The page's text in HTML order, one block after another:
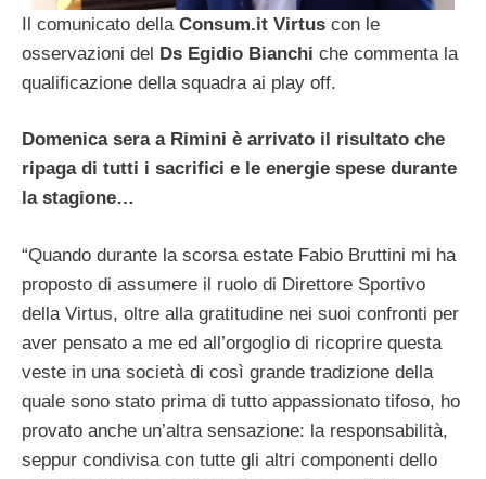
Il comunicato della Consum.it Virtus con le
osservazioni del Ds Egidio Bianchi che commenta la
qualificazione della squadra ai play off.
Domenica sera a Rimini è arrivato il risultato che
ripaga di tutti i sacrifici e le energie spese durante
la stagione…
“Quando durante la scorsa estate Fabio Bruttini mi ha
proposto di assumere il ruolo di Direttore Sportivo
della Virtus, oltre alla gratitudine nei suoi confronti per
aver pensato a me ed all’orgoglio di ricoprire questa
veste in una società di così grande tradizione della
quale sono stato prima di tutto appassionato tifoso, ho
provato anche un’altra sensazione: la responsabilità,
seppur condivisa con tutte gli altri componenti dello